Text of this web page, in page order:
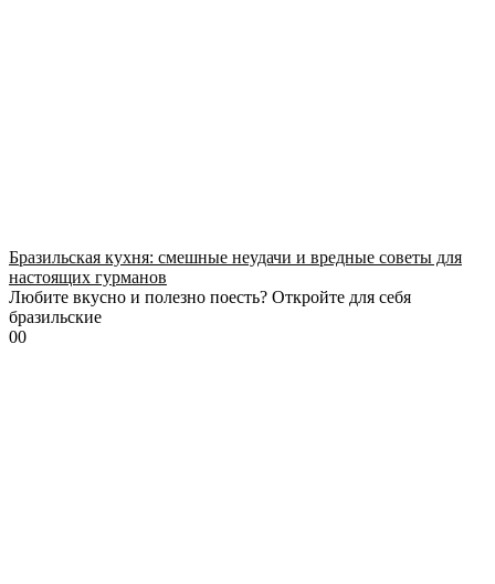
Бразильская кухня: смешные неудачи и вредные советы для
настоящих гурманов
Любите вкусно и полезно поесть? Откройте для себя
бразильские
00